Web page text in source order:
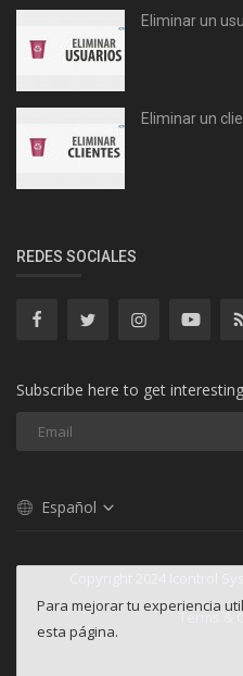
Eliminar un
Eliminar un
REDES SOCIALES
Subscribe here to get
Español
Copyright 2024 Icontrol
Terms &
Para mejorar tu experiencia
esta página.